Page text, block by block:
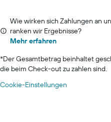
Wie wirken sich Zahlungen an
ranken wir Ergebnisse?
Mehr erfahren
*Der Gesamtbetrag beinhaltet
die beim Check-out zu zahlen sind.
Cookie-Einstellungen